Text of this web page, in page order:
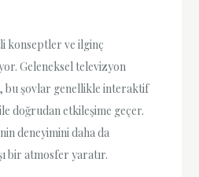
konseptler ve ilginç
Geleneksel televizyon
bu şovlar genellikle interaktif
doğrudan etkileşime geçer.
deneyimini daha da
bir atmosfer yaratır.